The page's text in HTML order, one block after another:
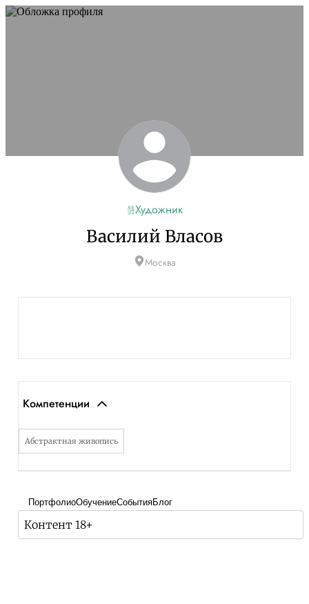
Художник
Василий Власов
Москва
Компетенции
Абстрактная живопись
ПортфолиоОбучениеСобытияБлог
Контент 18+